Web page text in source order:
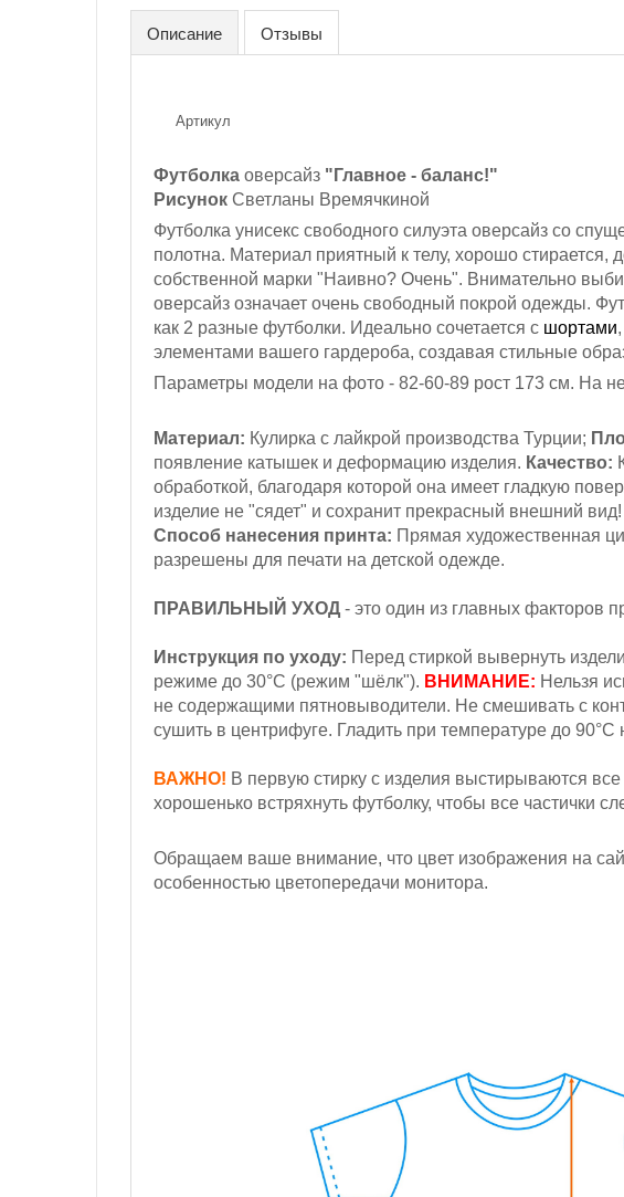
Описание Отзывы
Артикул
Футболка оверсайз "Главное - баланс!"
Рисунок Светланы Времячкиной
Футболка унисекс свободного силуэта оверсайз со
полотна. Материал приятный к телу, хорошо
собственной марки "Наивно? Очень". Внимательно
оверсайз означает очень свободный покрой одежды.
как 2 разные футболки. Идеально сочетается с шортами,
элементами вашего гардероба, создавая стильные
Параметры модели на фото - 82-60-89 рост 173 см. На
Материал: Кулирка с лайкрой производства Турции;
появление катышек и деформацию изделия. Качество:
обработкой, благодаря которой она имеет гладкую
изделие не "сядет" и сохранит прекрасный внешний вид!
Способ нанесения принта: Прямая художественная
разрешены для печати на детской одежде.
ПРАВИЛЬНЫЙ УХОД - это один из главных факторов
Инструкция по уходу: Перед стиркой вывернуть
режиме до 30°С (режим "шёлк"). ВНИМАНИЕ: Нельзя
не содержащими пятновыводители. Не смешивать с
сушить в центрифуге. Гладить при температуре до 90°С
ВАЖНО! В первую стирку с изделия выстирываются
хорошенько встряхнуть футболку, чтобы все частички
Обращаем ваше внимание, что цвет изображения на
особенностью цветопередачи монитора.